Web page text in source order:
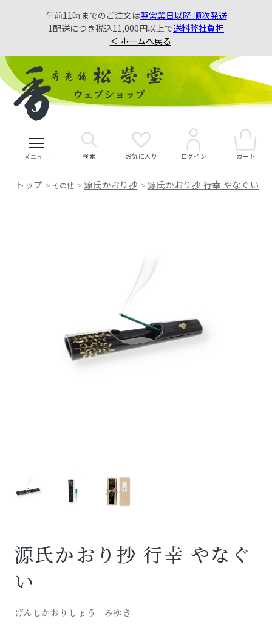
午前11時までのご注文は翌営業日以降 順次発送
1配送につき税込11,000円以上で送料弊社負担
＜ ホームへ戻る
メニュー 検索 お気に入り ログイン カート
> その他 >源氏かおり抄 > 源氏かおり抄 行幸 やなぐい
源氏かおり抄 行幸 やなぐ
い
げんじかおりしょう みゆき